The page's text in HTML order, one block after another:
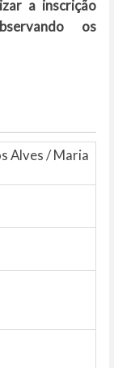
a inscrição
os
Alves / Maria